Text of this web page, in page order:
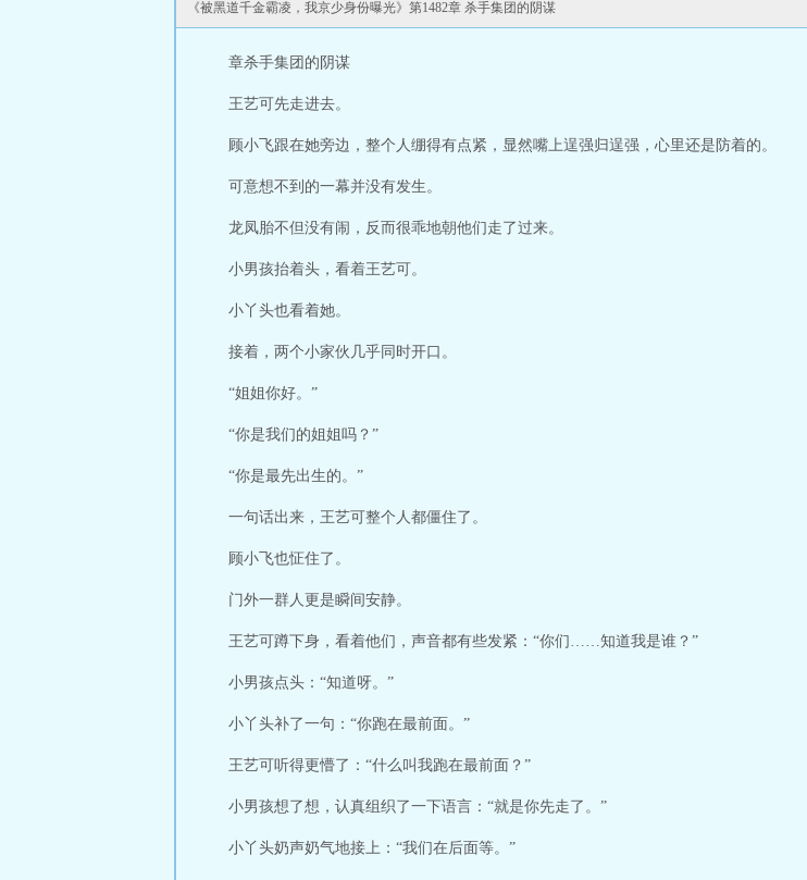
《被黑道千金霸凌，我京少身份曝光》第1482章 杀手集团的阴谋
章杀手集团的阴谋
王艺可先走进去。
顾小飞跟在她旁边，整个人绷得有点紧，显然嘴上逞强归逞强，心里还是防着的。
可意想不到的一幕并没有发生。
龙凤胎不但没有闹，反而很乖地朝他们走了过来。
小男孩抬着头，看着王艺可。
小丫头也看着她。
接着，两个小家伙几乎同时开口。
“姐姐你好。”
“你是我们的姐姐吗？”
“你是最先出生的。”
一句话出来，王艺可整个人都僵住了。
顾小飞也怔住了。
门外一群人更是瞬间安静。
王艺可蹲下身，看着他们，声音都有些发紧：“你们……知道我是谁？”
小男孩点头：“知道呀。”
小丫头补了一句：“你跑在最前面。”
王艺可听得更懵了：“什么叫我跑在最前面？”
小男孩想了想，认真组织了一下语言：“就是你先走了。”
小丫头奶声奶气地接上：“我们在后面等。”